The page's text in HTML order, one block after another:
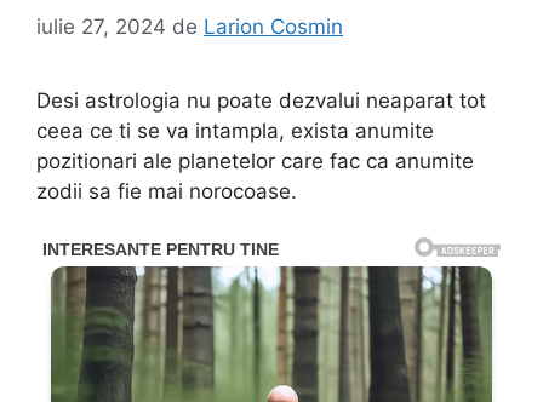
iulie 27, 2024 de Larion Cosmin
Desi astrologia nu poate dezvalui neaparat tot
ceea ce ti se va intampla, exista anumite
pozitionari ale planetelor care fac ca anumite
zodii sa fie mai norocoase.